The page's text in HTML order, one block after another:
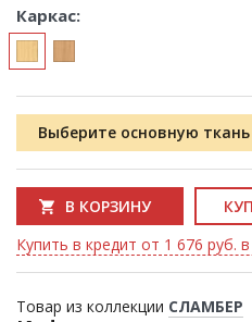
Каркас:
Выберите основную ткань
В КОРЗИНУ
Купить в кредит от 1 676 руб.
Товар из коллекции СЛАМБЕР